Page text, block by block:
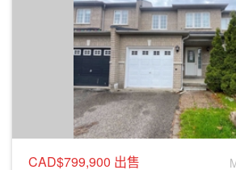
CAD$799,900 出售